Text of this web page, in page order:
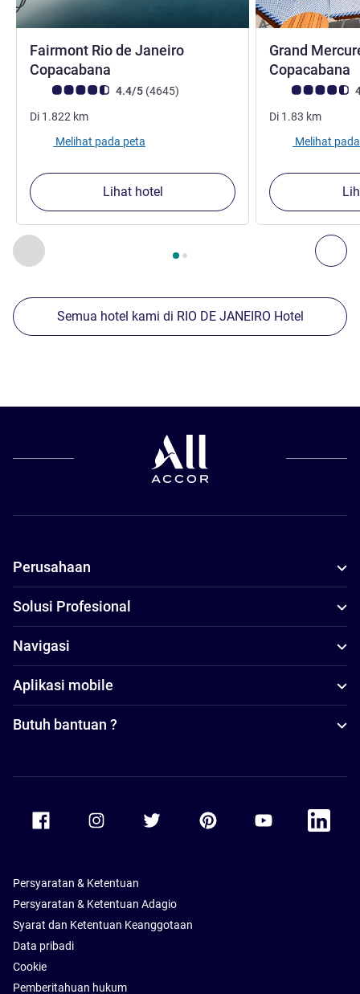
Sebelumnya - Properti kami yang lain di sekitar
Halaman , Properti kami yang lain di sekitar 1 :,
Fairmont Rio de Janeiro
Copacabana
Catatan tamu Avis (Peringkat ALL)
4.4/5 (4645ulasan
)
Di 1.822 km
Melihat pada peta
Lihat hotel
Grand
Copacabana
Catatan tamu
Di 1.83 km
Melihat
Semua hotel kami di RIO DE JANEIRO Hotel
Perusahaan
Solusi Profesional
Navigasi
Aplikasi mobile
Butuh bantuan ?
Accor Facebook Accor TwitterAccor PinterestAccor Youtube
Accor
Persyaratan & Ketentuan
Persyaratan & Ketentuan Adagio
Syarat dan Ketentuan Keanggotaan
Data pribadi
Cookie
Pemberitahuan hukum